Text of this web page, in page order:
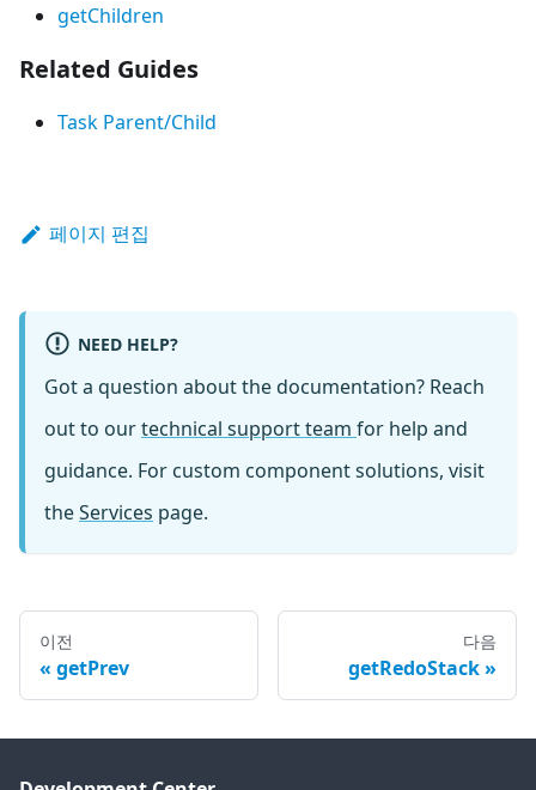
getChildren
Related Guides
Task Parent/Child
페이지 편집
NEED HELP?
Got a question about the documentation? Reach
out to ourtechnical support team for help and
guidance. For custom component solutions, visit
theServices page.
이전
getPrev
다음
getRedoStack